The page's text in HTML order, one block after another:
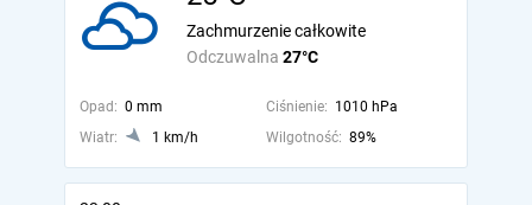
Odczuwalna 27°C
Zachmurzenie całkowite
Opad: 0 mm Ciśnienie: 1010 hPa
Wiatr:
1 km/h Wilgotność: 89%